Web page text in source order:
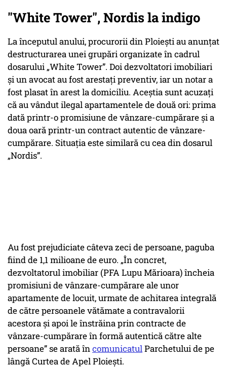
"White Tower", Nordis la indigo
La începutul anului, procurorii din Ploiești au anunțat
destructurarea unei grupări organizate în cadrul
dosarului „White Tower”. Doi dezvoltatori imobiliari
și un avocat au fost arestați preventiv, iar un notar a
fost plasat în arest la domiciliu. Aceștia sunt acuzați
că au vândut ilegal apartamentele de două ori: prima
dată printr-o promisiune de vânzare-cumpărare și a
doua oară printr-un contract autentic de vânzare-
cumpărare. Situația este similară cu cea din dosarul
„Nordis”.
Au fost prejudiciate câteva zeci de persoane, paguba
fiind de 1,1 milioane de euro. „În concret,
dezvoltatorul imobiliar (PFA Lupu Mărioara) încheia
promisiuni de vânzare-cumpărare ale unor
apartamente de locuit, urmate de achitarea integrală
de către persoanele vătămate a contravalorii
acestora şi apoi le înstrăina prin contracte de
vânzare-cumpărare în formă autentică către alte
persoane” se arată încomunicatulParchetului de pe
lângă Curtea de Apel Ploiești.